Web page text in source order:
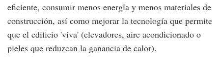
eficiente, consumir menos energía y menos materiales de
construcción, así como mejorar la tecnología que permite
que el edificio 'viva' (elevadores, aire acondicionado o
pieles que reduzcan la ganancia de calor).